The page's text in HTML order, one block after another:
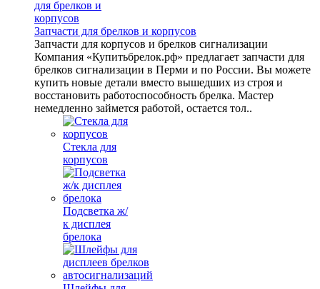
Запчасти для брелков и корпусов
Запчасти для корпусов и брелков сигнализации
Компания «Купитьбрелок.рф» предлагает запчасти для
брелков сигнализации в Перми и по России. Вы можете
купить новые детали вместо вышедших из строя и
восстановить работоспособность брелка. Мастер
немедленно займется работой, остается тол..
Стекла для
корпусов
Подсветка ж/
к дисплея
брелока